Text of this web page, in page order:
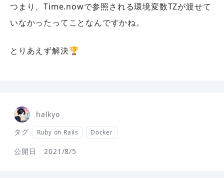
つまり、Time.nowで参照される環境変数TZが渡せて
いなかったってことなんですかね。
とりあえず解決🏆
halkyo
タグ
Ruby on Rails Docker
公開日 2021/8/5